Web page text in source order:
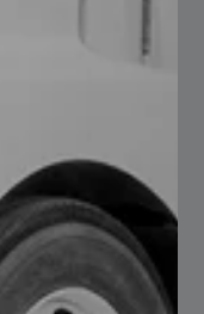
se
a trabajar sin
térmico
4140R, 4140T,
grado
con un
contamos